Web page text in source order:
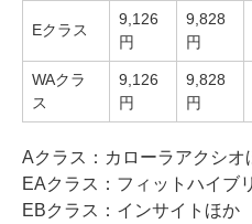
Eクラス
9,126
円
9,828
円
WAクラ
ス
9,126
円
9,828
円
Aクラス：カローラアクシオ
EAクラス：フィットハイブ
EBクラス：インサイトほか